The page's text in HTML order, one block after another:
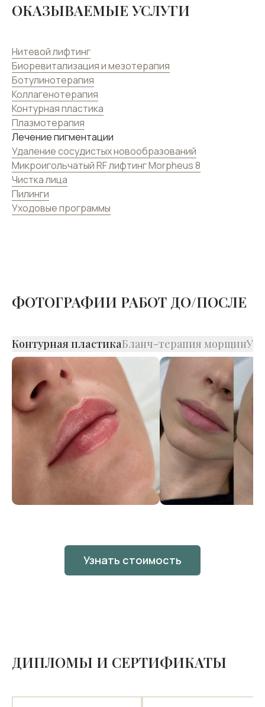
ОКАЗЫВАЕМЫЕ УСЛУГИ
Нитевой лифтинг
Биоревитализация и мезотерапия
Ботулинотерапия
Коллагенотерапия
Контурная пластика
Плазмотерапия
Лечение пигментации
Удаление сосудистых новообразований
Микроигольчатый RF лифтинг Morpheus 8
Чистка лица
Пилинги
Уходовые программы
ФОТОГРАФИИ РАБОТ ДО/ПОСЛЕ
Контурная пластикаБланч-терапия морщин
Узнать стоимость
ДИПЛОМЫ И СЕРТИФИКАТЫ